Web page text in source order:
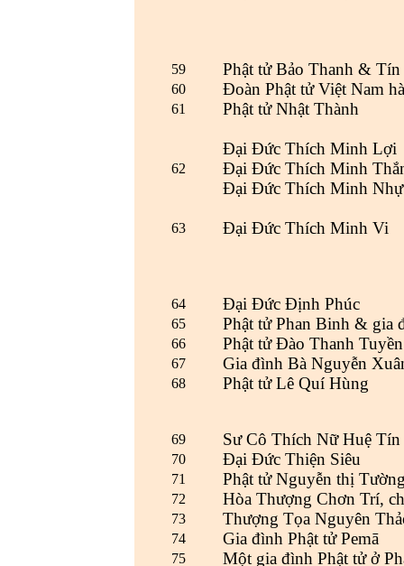
59 Phật tử Bảo Thanh & Tín
60 Đoàn Phật tử Việt Nam
61 Phật tử Nhật Thành
Đại Đức Thích Minh Lợi
62
Đại Đức Thích Minh
Đại Đức Thích Minh
63 Đại Đức Thích Minh Vi
64 Đại Đức Định Phúc
65 Phật tử Phan Binh & gia
66 Phật tử Đào Thanh Tuyền
67 Gia đình Bà Nguyễn
68 Phật tử Lê Quí Hùng
69 Sư Cô Thích Nữ Huệ Tín
70 Đại Đức Thiện Siêu
71 Phật tử Nguyễn thị
72 Hòa Thượng Chơn Trí,
73 Thượng Tọa Nguyên
74 Gia đình Phật tử Pemā
75 Một gia đình Phật tử ở